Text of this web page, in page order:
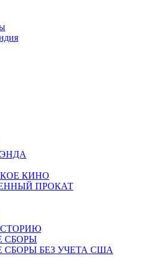
КИНО
ПРОКАТ
СБОРЫ
БЕЗ УЧЕТА США